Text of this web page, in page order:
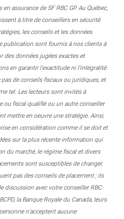
assurance de SF RBC GP. Au Québec,
à titre de conseillers en sécurité
les conseils et les données
publication sont fournis à nos clients à
des données jugées exactes et
en garantir l’exactitude ni l’intégralité.
de conseils fiscaux ou juridiques, et
tel. Les lecteurs sont invités à
ou fiscal qualifié ou un autre conseiller
mettre en oeuvre une stratégie. Ainsi,
en considération comme il se doit et
sur la plus récente information qui
du marché, le régime fiscal et divers
sont susceptibles de changer.
pas des conseils de placement ; ils
discussion avec votre conseiller RBC.
la Banque Royale du Canada, leurs
n’acceptent aucune